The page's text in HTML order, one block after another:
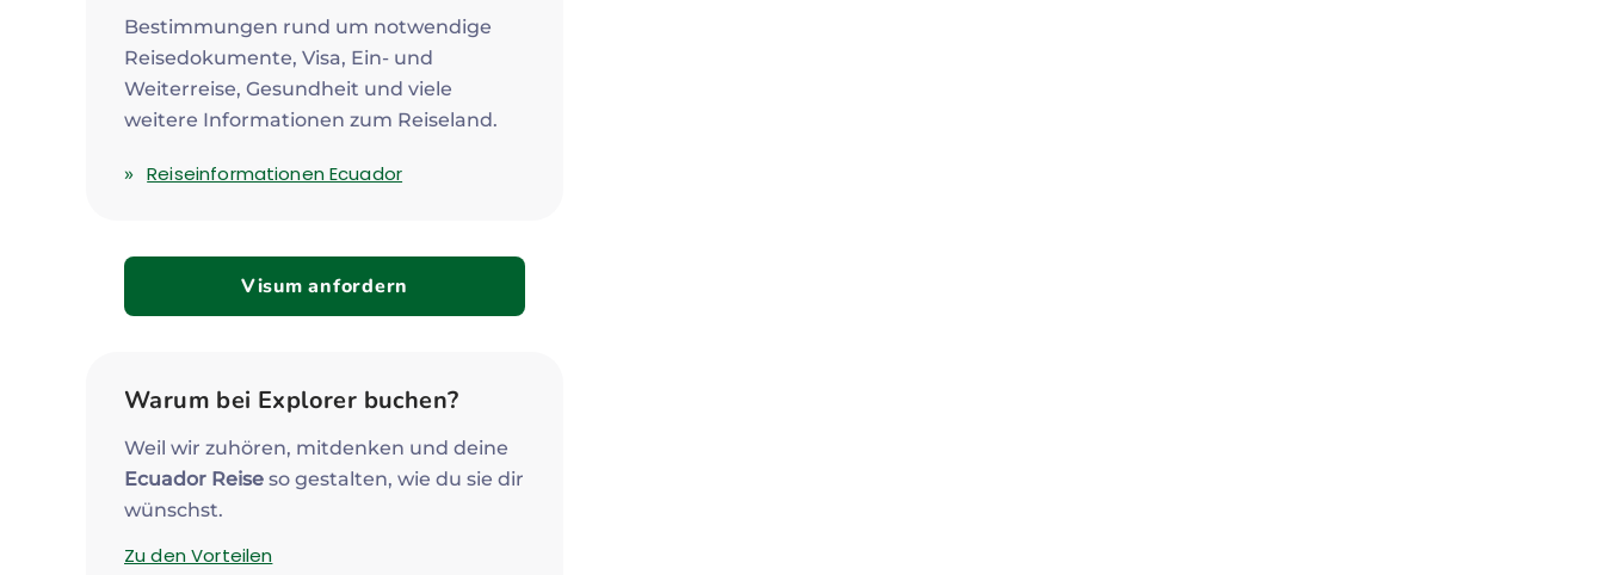
Bestimmungen rund um notwendige
Reisedokumente, Visa, Ein- und
Weiterreise, Gesundheit und viele
weitere Informationen zum Reiseland.
Reiseinformationen Ecuador
Visum anfordern
Warum bei Explorer buchen?
Weil wir zuhören, mitdenken und deine
Ecuador Reise so gestalten, wie du sie dir
wünschst.
Zu den Vorteilen